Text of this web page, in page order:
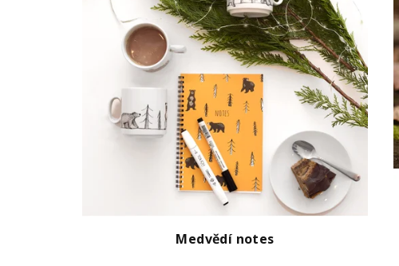
Medvědí notes